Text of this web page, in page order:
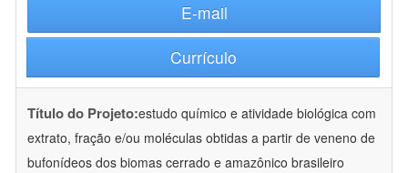
E-mail
Currículo
Título do Projeto:estudo químico e atividade biológica com
extrato, fração e/ou moléculas obtidas a partir de veneno de
bufonídeos dos biomas cerrado e amazônico brasileiro